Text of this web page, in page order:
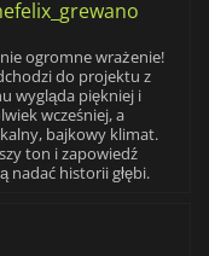
ogromne wrażenie!
do projektu z
wygląda piękniej i
wcześniej, a
bajkowy klimat.
ton i zapowiedź
nadać historii głębi.